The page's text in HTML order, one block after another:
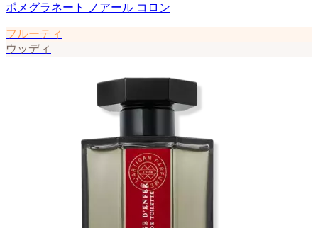
ポメグラネート ノアール コロン
フルーティ
ウッディ